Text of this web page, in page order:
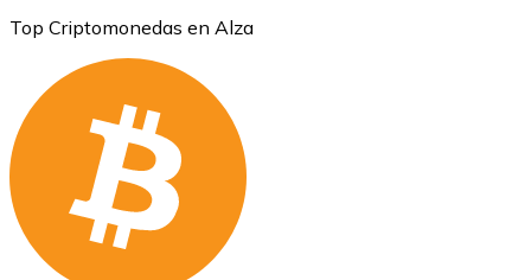
Top Criptomonedas en Alza